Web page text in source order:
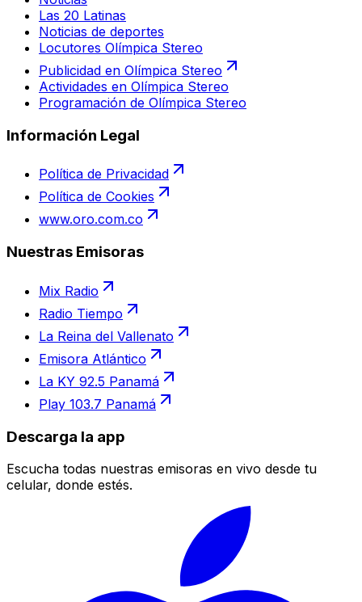
Las 20 Latinas
Noticias de deportes
Locutores Olímpica Stereo
Publicidad en Olímpica Stereo
Actividades en Olímpica Stereo
Programación de Olímpica Stereo
Información Legal
Política de Privacidad
Política de Cookies
www.oro.com.co
Nuestras Emisoras
Mix Radio
Radio Tiempo
La Reina del Vallenato
Emisora Atlántico
La KY 92.5 Panamá
Play 103.7 Panamá
Descarga la app
Escucha todas nuestras emisoras en vivo desde tu
celular, donde estés.